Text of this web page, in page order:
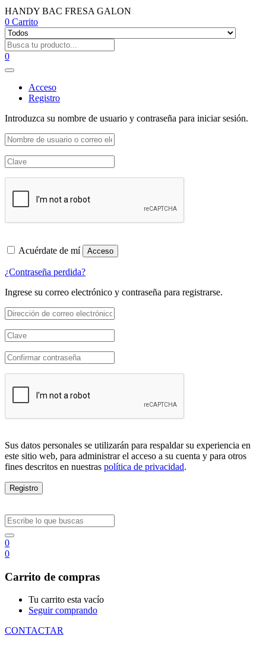
HANDY BAC FRESA GALON
0 Carrito
0
Acceso
Registro
Introduzca su nombre de usuario y contraseña para iniciar sesión.
Acuérdate de mí Acceso
¿Contraseña perdida?
Ingrese su correo electrónico y contraseña para registrarse.
Sus datos personales se utilizarán para respaldar su experiencia en
este sitio web, para administrar el acceso a su cuenta y para otros
fines descritos en nuestras política de privacidad.
Registro
0
0
Carrito de compras
Tu carrito esta vacío
Seguir comprando
CONTACTAR